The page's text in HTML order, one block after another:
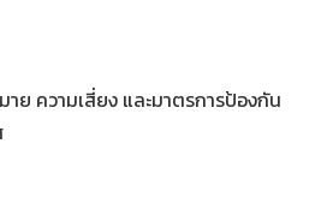
ย ความเสี่ยง และมาตรการป้องกัน